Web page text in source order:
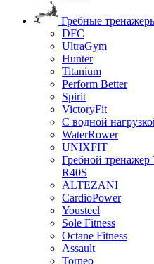
Гребные
DFC
UltraGym
Hunter
Titanium
Perform Better
Spirit
VictoryFit
С водной
WaterRower
UNIXFIT
Гребной
R40S
ALTEZANI
CardioPower
Yousteel
Sole Fitness
Octane Fitness
Assault
Torneo